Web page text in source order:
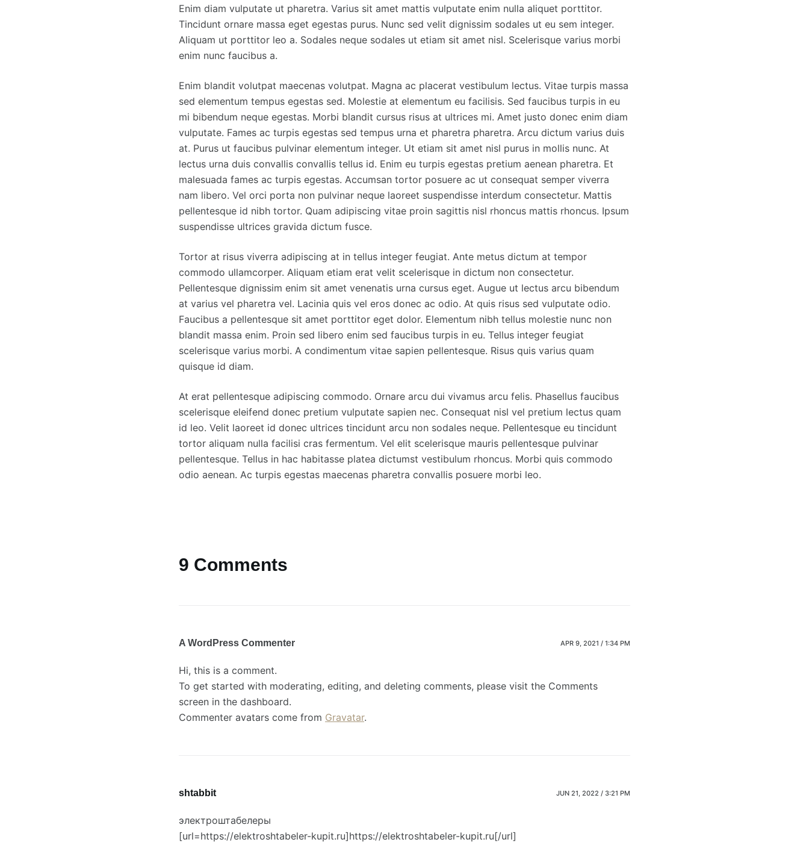
Enim diam vulputate ut pharetra. Varius sit amet mattis vulputate enim nulla aliquet porttitor.
Tincidunt ornare massa eget egestas purus. Nunc sed velit dignissim sodales ut eu sem integer.
Aliquam ut porttitor leo a. Sodales neque sodales ut etiam sit amet nisl. Scelerisque varius morbi
enim nunc faucibus a.
Enim blandit volutpat maecenas volutpat. Magna ac placerat vestibulum lectus. Vitae turpis massa
sed elementum tempus egestas sed. Molestie at elementum eu facilisis. Sed faucibus turpis in eu
mi bibendum neque egestas. Morbi blandit cursus risus at ultrices mi. Amet justo donec enim diam
vulputate. Fames ac turpis egestas sed tempus urna et pharetra pharetra. Arcu dictum varius duis
at. Purus ut faucibus pulvinar elementum integer. Ut etiam sit amet nisl purus in mollis nunc. At
lectus urna duis convallis convallis tellus id. Enim eu turpis egestas pretium aenean pharetra. Et
malesuada fames ac turpis egestas. Accumsan tortor posuere ac ut consequat semper viverra
nam libero. Vel orci porta non pulvinar neque laoreet suspendisse interdum consectetur. Mattis
pellentesque id nibh tortor. Quam adipiscing vitae proin sagittis nisl rhoncus mattis rhoncus. Ipsum
suspendisse ultrices gravida dictum fusce.
Tortor at risus viverra adipiscing at in tellus integer feugiat. Ante metus dictum at tempor
commodo ullamcorper. Aliquam etiam erat velit scelerisque in dictum non consectetur.
Pellentesque dignissim enim sit amet venenatis urna cursus eget. Augue ut lectus arcu bibendum
at varius vel pharetra vel. Lacinia quis vel eros donec ac odio. At quis risus sed vulputate odio.
Faucibus a pellentesque sit amet porttitor eget dolor. Elementum nibh tellus molestie nunc non
blandit massa enim. Proin sed libero enim sed faucibus turpis in eu. Tellus integer feugiat
scelerisque varius morbi. A condimentum vitae sapien pellentesque. Risus quis varius quam
quisque id diam.
At erat pellentesque adipiscing commodo. Ornare arcu dui vivamus arcu felis. Phasellus faucibus
scelerisque eleifend donec pretium vulputate sapien nec. Consequat nisl vel pretium lectus quam
id leo. Velit laoreet id donec ultrices tincidunt arcu non sodales neque. Pellentesque eu tincidunt
tortor aliquam nulla facilisi cras fermentum. Vel elit scelerisque mauris pellentesque pulvinar
pellentesque. Tellus in hac habitasse platea dictumst vestibulum rhoncus. Morbi quis commodo
odio aenean. Ac turpis egestas maecenas pharetra convallis posuere morbi leo.
9 Comments
A WordPress Commenter APR 9, 2021 / 1:34 PM
Hi, this is a comment.
To get started with moderating, editing, and deleting comments, please visit the Comments
screen in the dashboard.
Commenter avatars come from Gravatar.
shtabbit JUN 21, 2022 / 3:21 PM
электроштабелеры
[url=https://elektroshtabeler-kupit.ru]https://elektroshtabeler-kupit.ru[/url]